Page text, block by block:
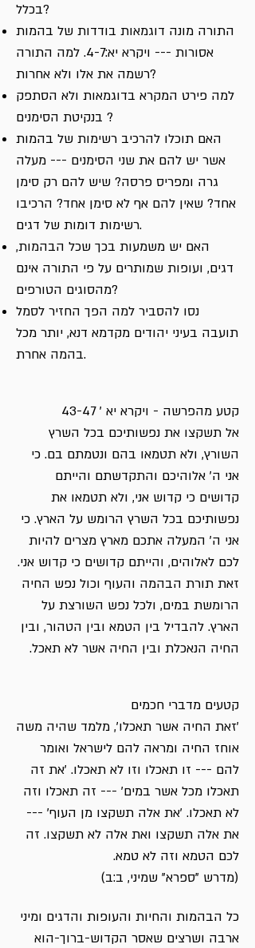
בכלל?
התורה מונה דוגמאות בודדות של בהמות
אסורות --- ויקרא יא:4-7. למה התורה
רשמה את אלו ולא אחרות?
למה פירט המקרא בדוגמאות ולא הסתפק
בנקיטת הסימנים ?
האם תוכלו להרכיב רשימות של בהמות
אשר יש להם את שני הסימנים --- מעלה
גרה ומפריס פרסה? שיש להם רק סימן
אחד? שאין להם אף לא סימן אחד? הרכיבו
רשימות דומות של דגים.
האם יש משמעות בכך שכל הבהמות,
דגים, ועופות שמותרים על פי התורה אינם
מהסוגים הטורפים?
נסו להסביר למה הפך החזיר לסמל
תועבה בעיני יהודים מקדמא דנא, יותר מכל
בהמה אחרת.
קטע מהפרשה - ויקרא יא ' 43-47
אל תשקצו את נפשותיכם בכל השרץ
השורץ, ולא תטמאו בהם ונטמתם בם. כי
אני ה' אלוהיכם והתקדשתם והייתם
קדושים כי קדוש אני, ולא תטמאו את
נפשותיכם בכל השרץ הרומש על הארץ. כי
אני ה' המעלה אתכם מארץ מצרים להיות
לכם לאלוהים, והייתם קדושים כי קדוש אני.
זאת תורת הבהמה והעוף וכול נפש החיה
הרומשת במים, ולכל נפש השורצת על
הארץ. להבדיל בין הטמא ובין הטהור, ובין
החיה הנאכלת ובין החיה אשר לא תאכל.
קטעים מדברי חכמים
'זאת החיה אשר תאכלו', מלמד שהיה משה
אוחז החיה ומראה להם לישראל ואומר
להם --- זו תאכלו וזו לא תאכלו. 'את זה
תאכלו מכל אשר במים' --- זה תאכלו וזה
לא תאכלו. 'את אלה תשקצו מן העוף' ---
את אלה תשקצו ואת אלה לא תשקצו. זה
לכם הטמא וזה לא טמא.
(מדרש "ספרא" שמיני, ב:ב)
כל הבהמות והחיות והעופות והדגים ומיני
ארבה ושרצים שאסר הקדוש-ברוך-הוא